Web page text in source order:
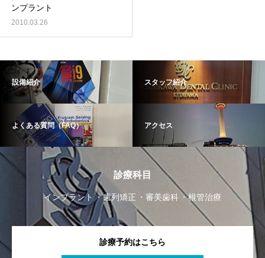
ンプラント
2010.03.26
設備紹介 スタッフ紹介
よくある質問（FAQ） アクセス
診療科目
インプラント 歯列矯正 審美歯科 根管治療
診療予約はこちら